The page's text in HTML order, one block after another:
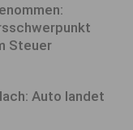
Steuer
Auto landet